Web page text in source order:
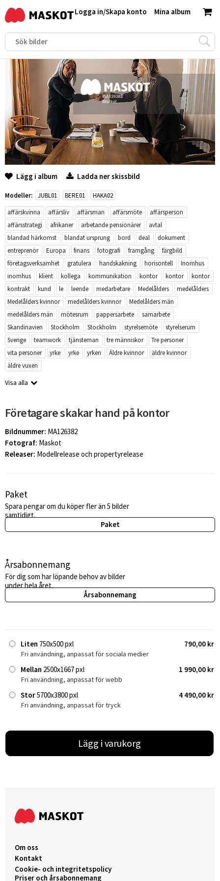
Mina album
Logga in/Skapa konto
Lägg i album Ladda ner skissbild
Modeller: JUBL01 BERE01
HAKA02
affärskvinna
affärsliv affärsman affärsmöte
affärsperson
affärsstrategi
afrikaner arbetande pensionärer
avtal
blandad härkomst
blandat ursprung bord deal
dokument
entreprenör
Europa finans fotografi framgång
färgbild
företagsverksamhet
gratulera handskakning horisontell
Inomhus
inomhus
klient kollega kommunikation kontor kontor
kontor
kontrakt
kund le leende medarbetare Medelålders
medelålders
Medelålders kvinnor
medelålders kvinnor
Medelålders män
medelålders män
mötesrum pappersarbete
samarbete
Skandinavien
Stockholm Stockholm styrelsemöte
styrelserum
Sverige
teamwork tjänsteman tre människor
Tre personer
vita personer
yrke yrke yrken Äldre kvinnor
äldre kvinnor
äldre vuxen
Visa alla
Företagare skakar hand på kontor
Bildnummer: MA126382
Fotograf: Maskot
Releaser: Modellrelease och propertyrelease
Paket
Spara pengar om du köper fler än 5 bilder
samtidigt.
Paket
Årsabonnemang
För dig som har löpande behov av bilder
under hela året.
Årsabonnemang
Liten 750x500 pxl 790,00 kr
Fri användning, anpassat för sociala medier
Mellan 2500x1667 pxl 1 990,00 kr
Fri användning, anpassat för webb
Stor5700x3800 pxl 4 490,00 kr
Fri användning, anpassat för tryck
Lägg i varukorg
Om oss
Kontakt
Cookie- och integritetspolicy
Priser och årsabonnemang